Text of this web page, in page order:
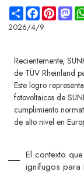
ShareFacebookPinterest
2026/4/9
Recientemente,
de TÜV Rheinland
Este logro
fotovoltaicos de
cumplimiento
de alto nivel en
El contexto
ignífugos para